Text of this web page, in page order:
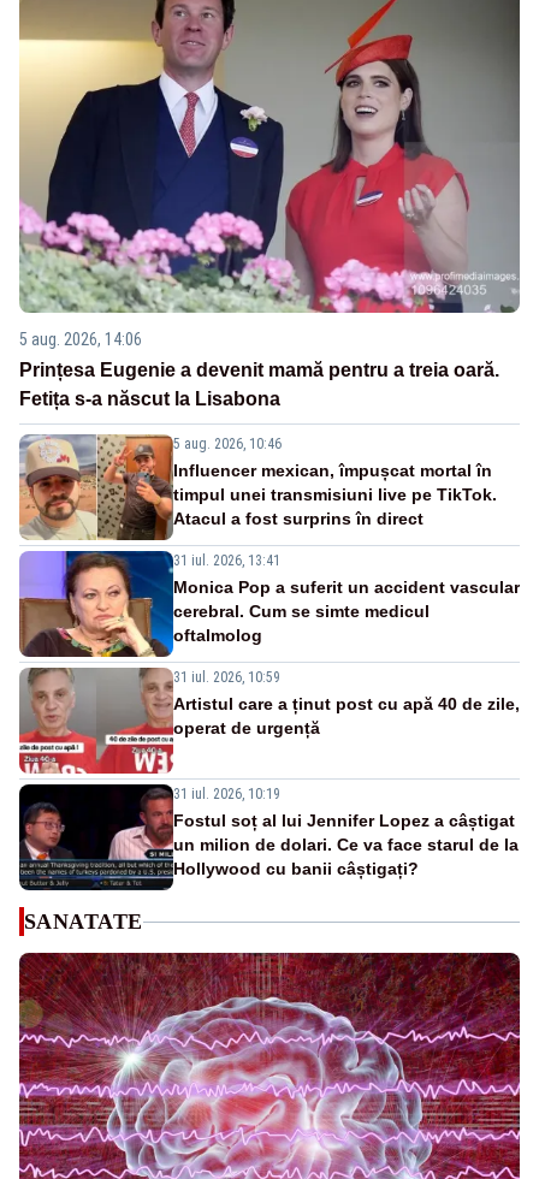
5 aug. 2026, 14:06
Prințesa Eugenie a devenit mamă pentru a treia oară.
Fetița s-a născut la Lisabona
5 aug. 2026, 10:46
Influencer mexican, împușcat mortal în
timpul unei transmisiuni live pe TikTok.
Atacul a fost surprins în direct
31 iul. 2026, 13:41
Monica Pop a suferit un accident vascular
cerebral. Cum se simte medicul
oftalmolog
31 iul. 2026, 10:59
Artistul care a ținut post cu apă 40 de zile,
operat de urgență
31 iul. 2026, 10:19
Fostul soț al lui Jennifer Lopez a câștigat
un milion de dolari. Ce va face starul de la
Hollywood cu banii câștigați?
SANATATE